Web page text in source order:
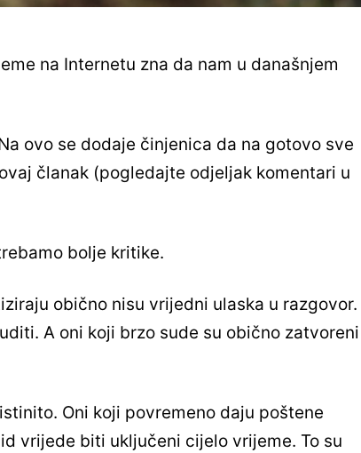
na Internetu zna da nam u današnjem
ovo se dodaje činjenica da na gotovo sve
članak (pogledajte odjeljak komentari u
bolje kritike.
obično nisu vrijedni ulaska u razgovor.
A oni koji brzo sude su obično
Oni koji povremeno daju poštene
vrijede biti uključeni cijelo vrijeme. To su